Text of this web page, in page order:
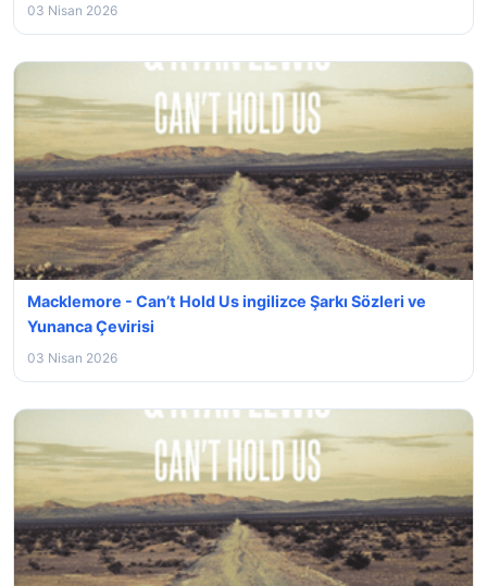
03 Nisan 2026
Macklemore - Can’t Hold Us ingilizce Şarkı Sözleri ve
Yunanca Çevirisi
03 Nisan 2026